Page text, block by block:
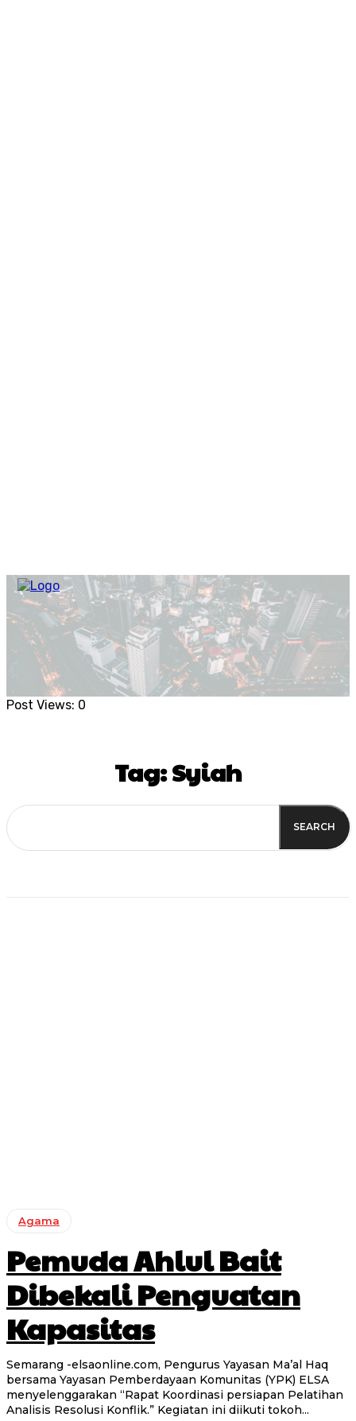
Post Views: 0
Tag:Syiah
SEARCH
Agama
Pemuda Ahlul Bait
Dibekali Penguatan
Kapasitas
Semarang -elsaonline.com, Pengurus Yayasan Ma’al Haq
bersama Yayasan Pemberdayaan Komunitas (YPK) ELSA
menyelenggarakan “Rapat Koordinasi persiapan Pelatihan
Analisis Resolusi Konflik.” Kegiatan ini diikuti tokoh...